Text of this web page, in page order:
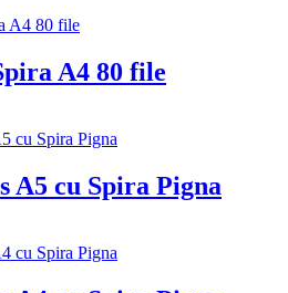
A4 80 file
A5 cu Spira Pigna